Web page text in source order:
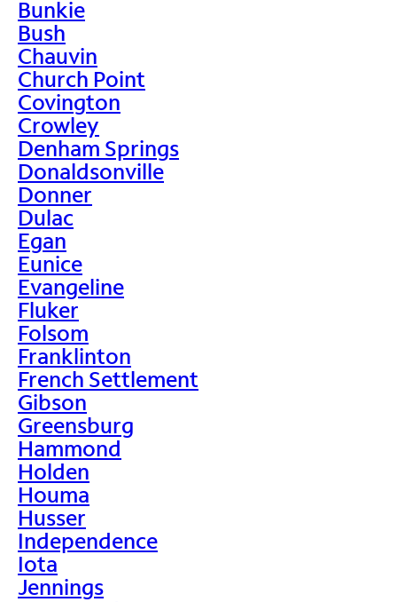
Bunkie
Bush
Chauvin
Church Point
Covington
Crowley
Denham Springs
Donaldsonville
Donner
Dulac
Egan
Eunice
Evangeline
Fluker
Folsom
Franklinton
French Settlement
Gibson
Greensburg
Hammond
Holden
Houma
Husser
Independence
Iota
Jennings